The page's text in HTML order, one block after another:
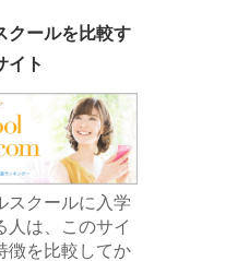
クールを比較す
イト
スクールに入学
人は、このサイ
徴を比較してか